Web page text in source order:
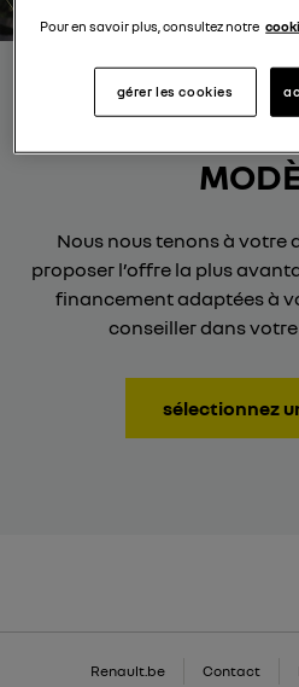
RECEVEZ
Nous nous tenons à votre
proposer l’offre la plus
financement adaptées à
conseiller dans
sélectionnez
Renault.be Contact
Pour en savoir plus, consultez notre
gérer les cookies